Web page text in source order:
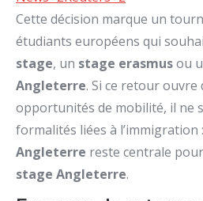
Cette décision marque un
étudiants européens qui
stage, un stage erasmusou
Angleterre. Si ce retour ouvre
opportunités de mobilité, il ne
formalités liées à l’immigration
Angleterre reste centrale
stage Angleterre.